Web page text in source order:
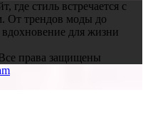
где стиль встречается с
От трендов моды до
для жизни
права защищены